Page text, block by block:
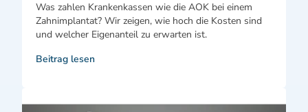
Was zahlen Krankenkassen wie die AOK bei einem
Zahnimplantat? Wir zeigen, wie hoch die Kosten sind
und welcher Eigenanteil zu erwarten ist.
Beitrag lesen